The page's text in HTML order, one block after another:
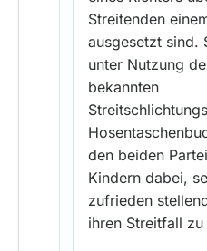
Streitenden
ausgesetzt sind.
unter Nutzung
bekannten
den beiden
Kindern dabei,
zufrieden
ihren Streitfall